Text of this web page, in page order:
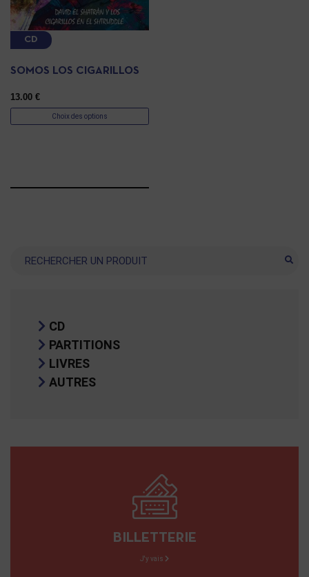
CD
SOMOS LOS CIGARILLOS
13.00 €
Choix des options
Recherche
CD
PARTITIONS
LIVRES
AUTRES
BILLETTERIE
J'y vais